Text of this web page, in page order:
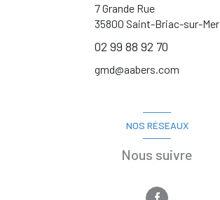
7 Grande Rue
35800 Saint-Briac-sur-Mer
02 99 88 92 70
gmd@aabers.com
NOS RÉSEAUX
Nous suivre